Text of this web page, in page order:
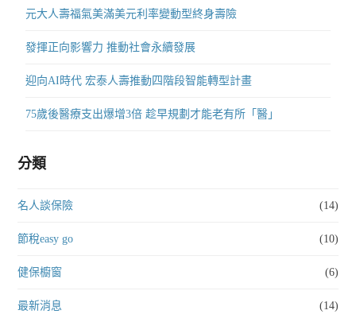
元大人壽福氣美滿美元利率變動型終身壽險
發揮正向影響力 推動社會永續發展
迎向AI時代 宏泰人壽推動四階段智能轉型計畫
75歲後醫療支出爆增3倍 趁早規劃才能老有所「醫」
分類
名人談保險 (14)
節稅easy go (10)
健保櫥窗 (6)
最新消息 (14)